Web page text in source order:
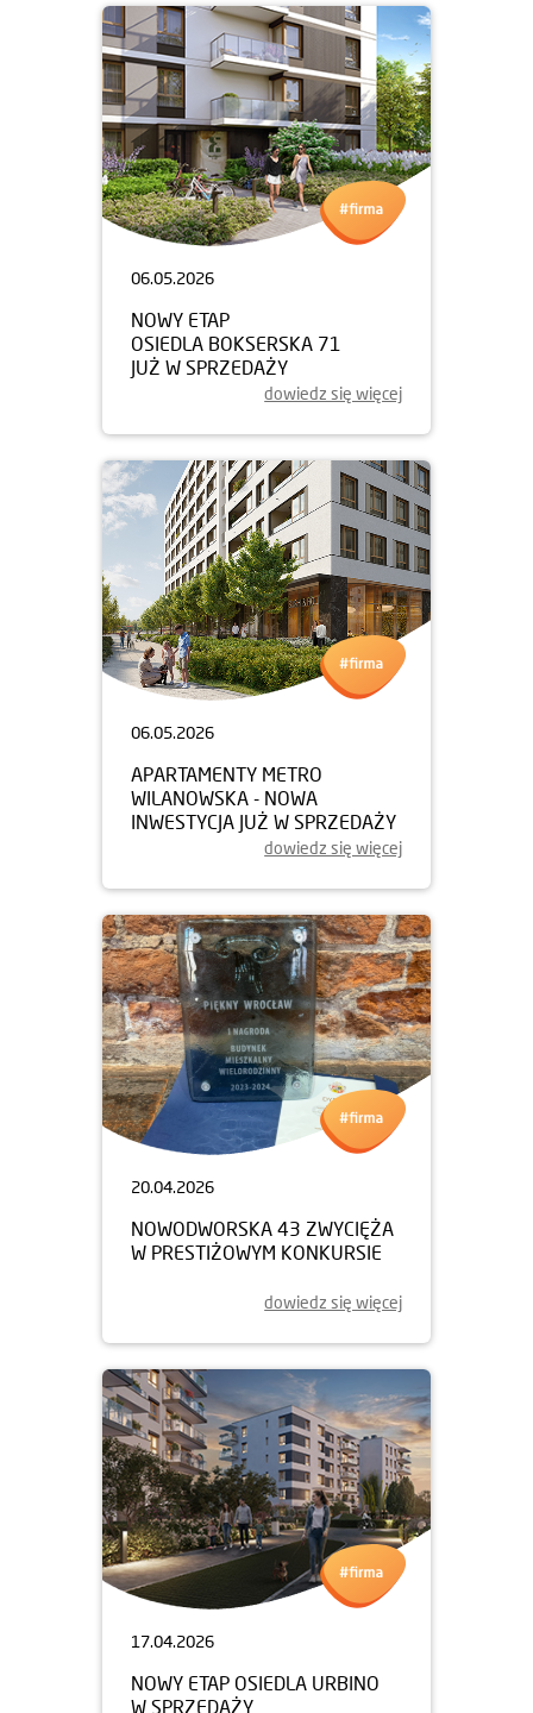
06.05.2026
NOWY ETAP
OSIEDLA BOKSERSKA 71
JUŻ W SPRZEDAŻY
dowiedz się więcej
06.05.2026
APARTAMENTY METRO
WILANOWSKA - NOWA
INWESTYCJA JUŻ W SPRZEDAŻY
dowiedz się więcej
20.04.2026
NOWODWORSKA 43 ZWYCIĘŻA
W PRESTIŻOWYM KONKURSIE
dowiedz się więcej
17.04.2026
NOWY ETAP OSIEDLA URBINO
W SPRZEDAŻY